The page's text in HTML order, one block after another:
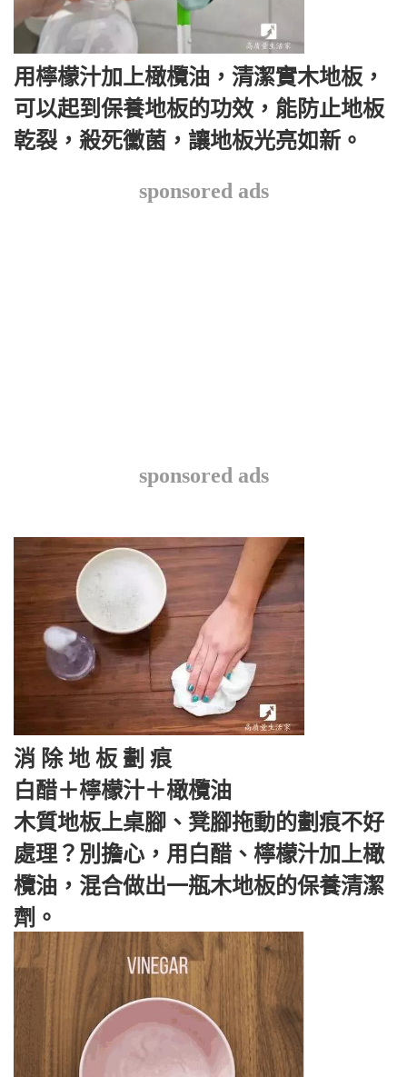
用檸檬汁加上橄欖油，清潔實木地板，
可以起到保養地板的功效，能防止地板
乾裂，殺死黴菌，讓地板光亮如新。
sponsored ads
sponsored ads
消 除 地 板 劃 痕
白醋＋檸檬汁＋橄欖油
木質地板上桌腳、凳腳拖動的劃痕不好
處理？別擔心，用白醋、檸檬汁加上橄
欖油，混合做出一瓶木地板的保養清潔
劑。